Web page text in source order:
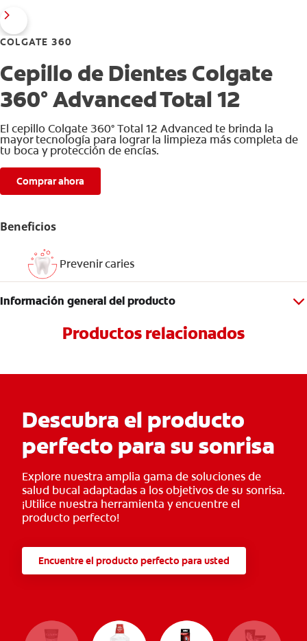
COLGATE 360
Cepillo de Dientes Colgate
360° Advanced Total 12
El cepillo Colgate 360° Total 12 Advanced te brinda la
mayor tecnología para lograr la limpieza más completa de
tu boca y protección de encías.
Comprar ahora
Beneficios
Prevenir caries
Información general del producto
Productos relacionados
Descubra el producto
perfecto para su sonrisa
Explore nuestra amplia gama de soluciones de
salud bucal adaptadas a los objetivos de su sonrisa.
¡Utilice nuestra herramienta y encuentre el
producto perfecto!
Encuentre el producto perfecto para usted